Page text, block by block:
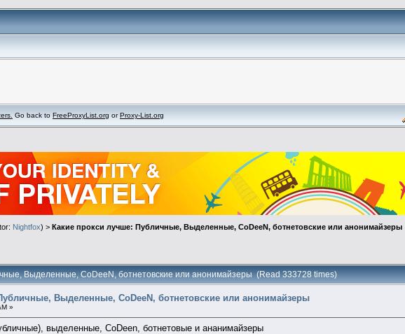
Go back to FreeProxyList.org orProxy-List.org
Nightfox) > Какие прокси лучше: Публичные, Выделенные, CoDeeN, ботнетовские или анонимайзеры
Выделенные, CoDeeN, ботнетовские или анонимайзеры (Read 333728 times)
Выделенные, CoDeeN, ботнетовские или анонимайзеры
»
выделенные, CoDeen, ботнетовые и ананимайзеры